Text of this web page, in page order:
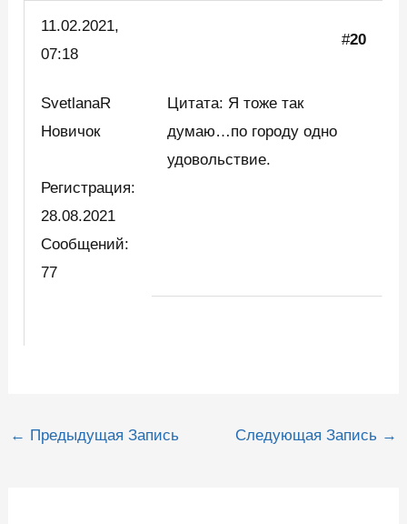
11.02.2021,
07:18
#20
SvetlanaR
Новичок
Регистрация:
28.08.2021
Сообщений:
77
Цитата: Я тоже так
думаю…по городу одно
удовольствие.
Навигация
← Предыдущая Запись Следующая Запись →